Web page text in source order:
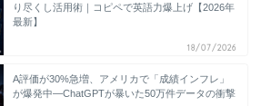
り尽くし活用術｜コピペで英語力爆上げ【2026年
最新】
18/07/2026
A評価が30%急増、アメリカで「成績インフレ」
が爆発中―ChatGPTが暴いた50万件データの衝撃